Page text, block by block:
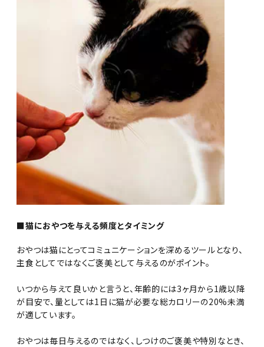
■猫におやつを与える頻度とタイミング
おやつは猫にとってコミュニケーションを深めるツールとなり、
主食としてではなくご褒美として与えるのがポイント。
いつから与えて良いかと言うと、年齢的には3ヶ月から1歳以降
が目安で、量としては1日に猫が必要な総カロリーの20%未満
が適しています。
おやつは毎日与えるのではなく、しつけのご褒美や特別なとき、